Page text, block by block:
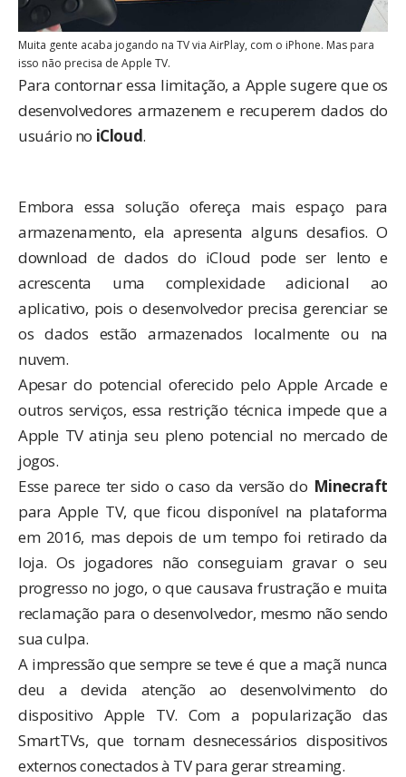
Muita gente acaba jogando na TV via AirPlay, com o iPhone. Mas para
isso não precisa de Apple TV.
Para contornar essa limitação, a Apple sugere que os
desenvolvedores armazenem e recuperem dados do
usuário no iCloud.
Embora essa solução ofereça mais espaço para
armazenamento, ela apresenta alguns desafios. O
download de dados do iCloud pode ser lento e
acrescenta uma complexidade adicional ao
aplicativo, pois o desenvolvedor precisa gerenciar se
os dados estão armazenados localmente ou na
nuvem.
Apesar do potencial oferecido pelo Apple Arcade e
outros serviços, essa restrição técnica impede que a
Apple TV atinja seu pleno potencial no mercado de
jogos.
Esse parece ter sido o caso da versão do Minecraft
para Apple TV, que ficou disponível na plataforma
em 2016, mas depois de um tempo foi retirado da
loja. Os jogadores não conseguiam gravar o seu
progresso no jogo, o que causava frustração e muita
reclamação para o desenvolvedor, mesmo não sendo
sua culpa.
A impressão que sempre se teve é que a maçã nunca
deu a devida atenção ao desenvolvimento do
dispositivo Apple TV. Com a popularização das
SmartTVs, que tornam desnecessários dispositivos
externos conectados à TV para gerar streaming.